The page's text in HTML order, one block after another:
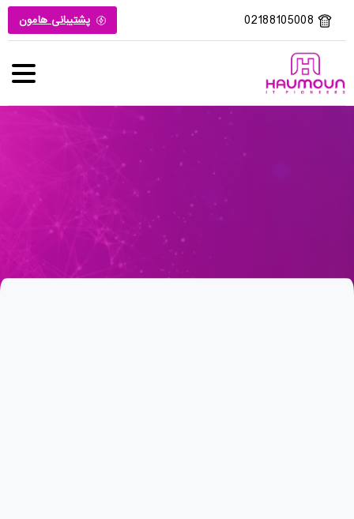
02188105008 پشتیبانی هامون